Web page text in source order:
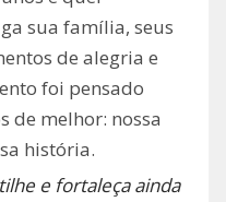
sua família, seus
de alegria e
foi pensado
de melhor: nossa
história.
e fortaleça ainda